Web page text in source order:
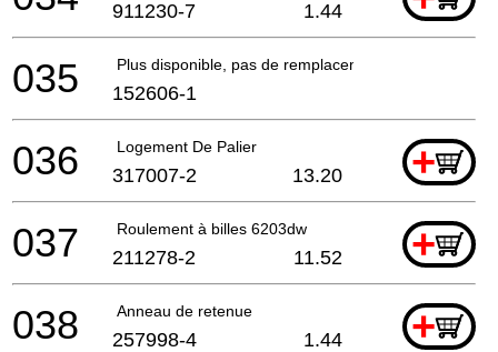
911230-7 1.44
Plus disponible, pas de remplacement
035 152606-1
Logement De Palier +
036 317007-2 13.20
Roulement à billes 6203dw +
037 211278-2 11.52
Anneau de retenue +
038 257998-4 1.44